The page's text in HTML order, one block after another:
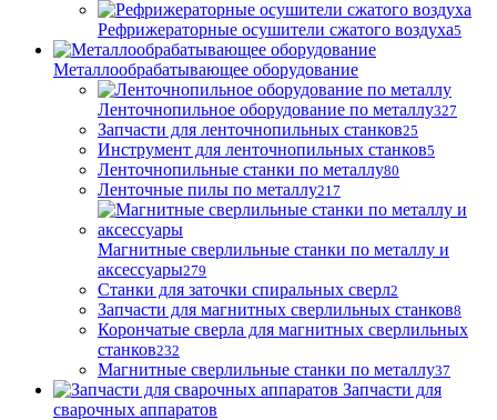
Рефрижераторные осушители сжатого воздуха5
Металлообрабатывающее оборудование
Ленточнопильное оборудование по металлу327
Запчасти для ленточнопильных станков25
Инструмент для ленточнопильных станков5
Ленточнопильные станки по металлу80
Ленточные пилы по металлу217
Магнитные сверлильные станки по металлу и
аксессуары279
Станки для заточки спиральных сверл2
Запчасти для магнитных сверлильных станков8
Корончатые сверла для магнитных сверлильных
станков232
Магнитные сверлильные станки по металлу37
Запчасти для
сварочных аппаратов